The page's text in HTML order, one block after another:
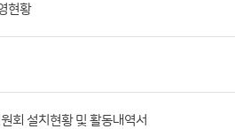
현황
회 설치현황 및 활동내역서